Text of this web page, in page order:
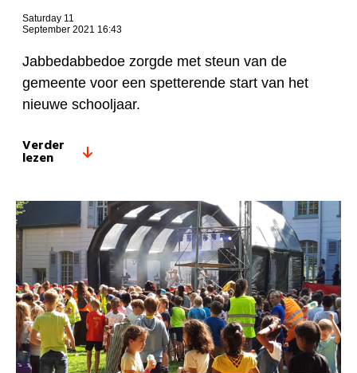
Saturday 11
September 2021 16:43
Jabbedabbedoe zorgde met steun van de
gemeente voor een spetterende start van het
nieuwe schooljaar.
Verder
lezen